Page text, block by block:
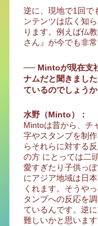
逆に、現地で1回で
ンテンツは広く知
ります。例えば仏
さん』が今でも非常
── Mintoが現在支
ナムだと聞きまし
ているのでしょうか
水野（Minto）：
Mintoは昔から、チ
字やスタンプを制
らそれらに対する
の方 にとっては二
愛すぎたり子供っ
にアジア地域は日
くれます。そうや
タンプへの反応を
ているんです。逆
難しいかと思います